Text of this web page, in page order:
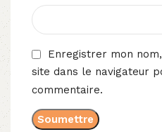
Enregistrer mon
site dans le navigateur
commentaire.